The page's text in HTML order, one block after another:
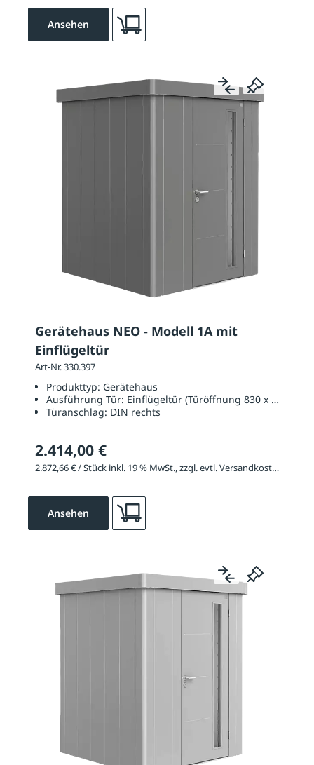
Ansehen
Gerätehaus NEO - Modell 1A mit
Einflügeltür
Art-Nr. 330.397
Produkttyp: Gerätehaus
Ausführung Tür: Einflügeltür (Türöffnung 830 x 2000
Türanschlag: DIN rechts
2.414,00 €
2.872,66 € / Stück inkl. 19 % MwSt., zzgl. evtl. Versandkosten
Ansehen